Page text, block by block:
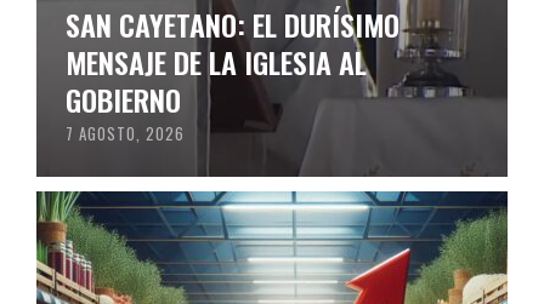
SAN CAYETANO: EL DURÍSIMO
MENSAJE DE LA IGLESIA AL
GOBIERNO
7 AGOSTO, 2026